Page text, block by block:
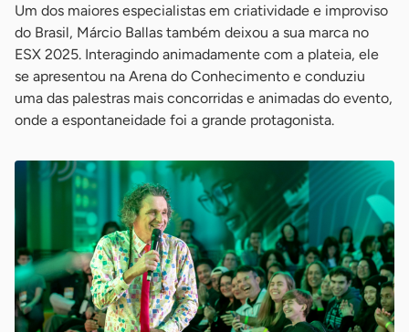
Um dos maiores especialistas em criatividade e improviso
do Brasil, Márcio Ballas também deixou a sua marca no
ESX 2025. Interagindo animadamente com a plateia, ele
se apresentou na Arena do Conhecimento e conduziu
uma das palestras mais concorridas e animadas do evento,
onde a espontaneidade foi a grande protagonista.